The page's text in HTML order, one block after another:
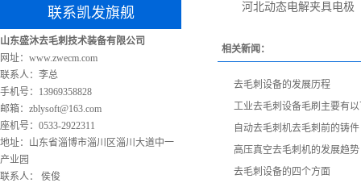
联系凯发旗舰
山东盛沐去毛刺技术装备有限公司
网址：www.zwecm.com
联系人：李总
手机号：13969358828
邮箱： zblysoft@163.com
座机号：0533-2922311
地址：山东省淄博市淄川区淄川大道中一
产业园
联系人： 侯俊
河北动态电解夹具电极
相关新闻：
去毛刺设备的发展历程
工业去毛刺设备毛刷主要有
自动去毛刺机去毛刺前的铸件
高压真空去毛刺机的发展趋势
去毛刺设备的四个方面